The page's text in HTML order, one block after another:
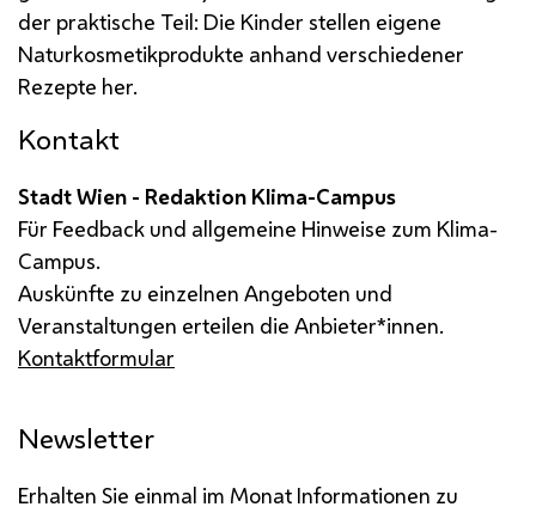
der praktische Teil: Die Kinder stellen eigene
Naturkosmetikprodukte anhand verschiedener
Rezepte her.
Kontakt
Stadt Wien - Redaktion Klima-Campus
Für Feedback und allgemeine Hinweise zum Klima-
Campus.
Auskünfte zu einzelnen Angeboten und
Veranstaltungen erteilen die Anbieter*innen.
Kontaktformular
Newsletter
Erhalten Sie einmal im Monat Informationen zu